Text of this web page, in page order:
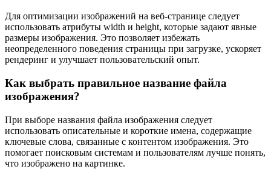
Для оптимизации изображений на веб-странице следует
использовать атрибуты width и height, которые задают явные
размеры изображения. Это позволяет избежать
неопределенного поведения страницы при загрузке, ускоряет
рендеринг и улучшает пользовательский опыт.
Как выбрать правильное название файла
изображения?
При выборе названия файла изображения следует
использовать описательные и короткие имена, содержащие
ключевые слова, связанные с контентом изображения. Это
помогает поисковым системам и пользователям лучше понять,
что изображено на картинке.